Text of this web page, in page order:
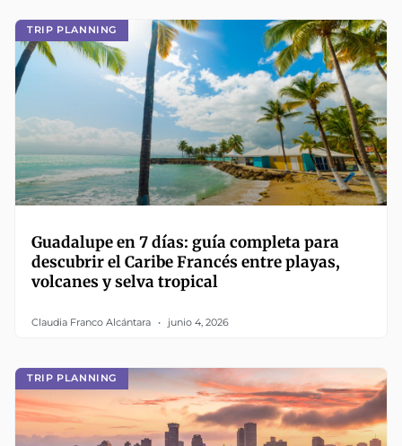
TRIP PLANNING
Guadalupe en 7 días: guía completa para
descubrir el Caribe Francés entre playas,
volcanes y selva tropical
Claudia Franco Alcántara junio 4, 2026
TRIP PLANNING